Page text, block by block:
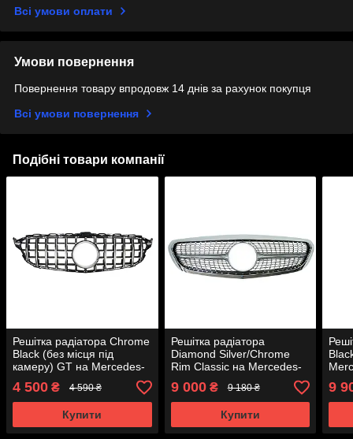
Всі умови оплати
Умови повернення
Повернення товару впродовж 14 днів за рахунок покупця
Всі умови повернення
Подібні товари компанії
Решітка радіатора Chrome
Black (без місця під
камеру) GT на Mercedes-
Benz C-Class W205 2014-
2018 року
4 500 ₴ 4 590 ₴
Купити
Решітка радіатора
Diamond Silver/Chrome
Rim Classic на Mercedes-
Benz C-Class W205 2014-
2018 року
9 000₴ 9 180 ₴
Купити
9